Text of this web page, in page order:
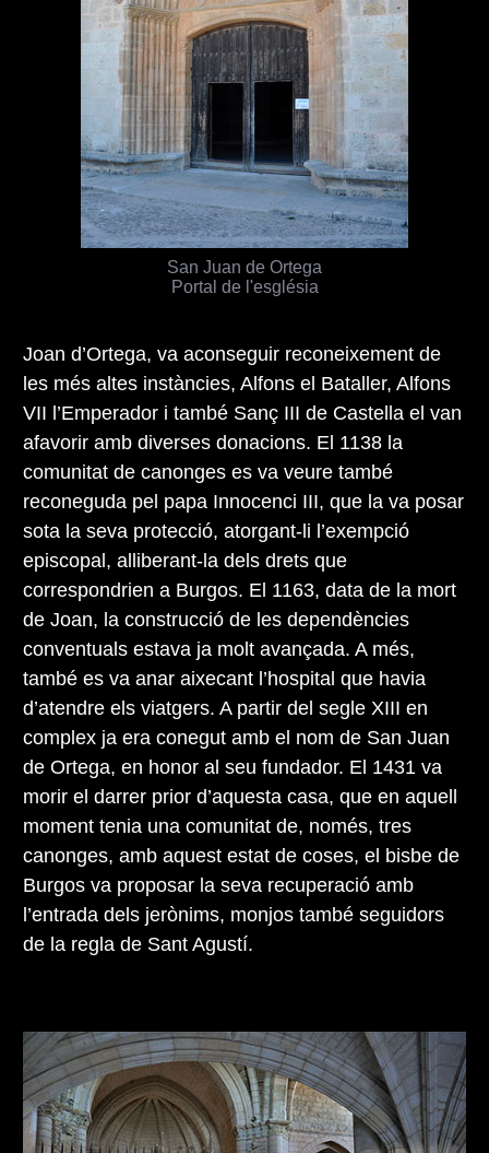
San Juan de Ortega
Portal de l'església
Joan d’Ortega, va aconseguir reconeixement de
les més altes instàncies, Alfons el Bataller, Alfons
VII l’Emperador i també Sanç III de Castella el van
afavorir amb diverses donacions. El 1138 la
comunitat de canonges es va veure també
reconeguda pel papa Innocenci III, que la va posar
sota la seva protecció, atorgant-li l’exempció
episcopal, alliberant-la dels drets que
correspondrien a Burgos. El 1163, data de la mort
de Joan, la construcció de les dependències
conventuals estava ja molt avançada. A més,
també es va anar aixecant l’hospital que havia
d’atendre els viatgers. A partir del segle XIII en
complex ja era conegut amb el nom de San Juan
de Ortega, en honor al seu fundador. El 1431 va
morir el darrer prior d’aquesta casa, que en aquell
moment tenia una comunitat de, només, tres
canonges, amb aquest estat de coses, el bisbe de
Burgos va proposar la seva recuperació amb
l’entrada dels jerònims, monjos també seguidors
de la regla de Sant Agustí.